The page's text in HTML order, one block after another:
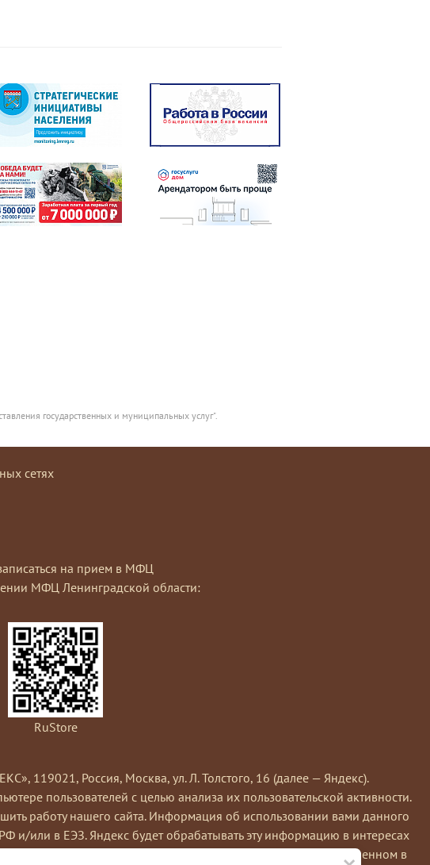
государственных и муниципальных услуг".
сетях
записаться на прием в МФЦ
МФЦ Ленинградской области:
RuStore
119021, Россия, Москва, ул. Л. Толстого, 16 (далее — Яндекс).
пользователей с целью анализа их пользовательской активности.
работу нашего сайта. Информация об использовании вами данного
и/или в ЕЭЗ. Яндекс будет обрабатывать эту информацию в интересах
Яндекс обрабатывает эту информацию в порядке, установленном в